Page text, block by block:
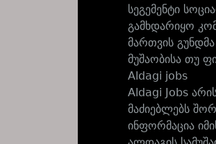
სეგემენტი
გამხდარიყო
მართვის
მუშაობისა თუ
Aldagi jobs
Aldagi Jobs
მაძიებლებს
ინფორმაცია